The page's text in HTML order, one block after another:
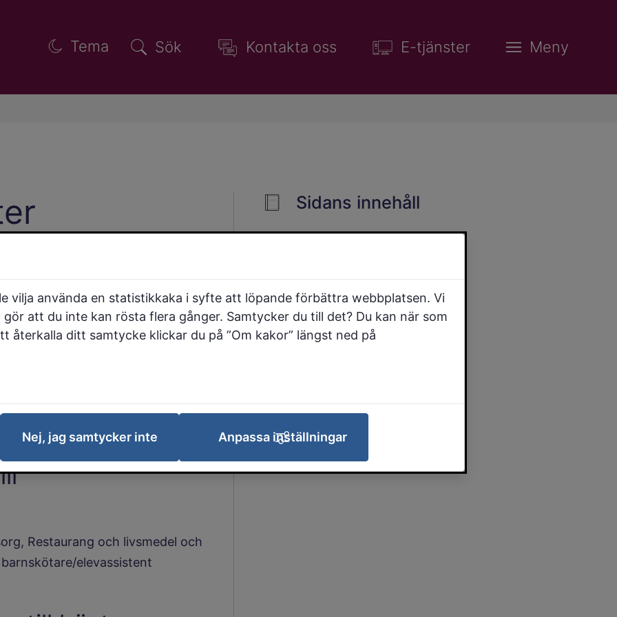
Tema Sök Kontakta oss E-tjänster Meny
Januari
Restaurang och livsmedel och
elevassistent
Sidans innehåll
vilja använda en statistikkaka i syfte att löpande förbättra webbplatsen. Vi
att du inte kan rösta flera gånger. Samtycker du till det? Du kan när som
återkalla ditt samtycke klickar du på ”Om kakor” längst ned på
Nej, jag samtycker inte Anpassa inställningar